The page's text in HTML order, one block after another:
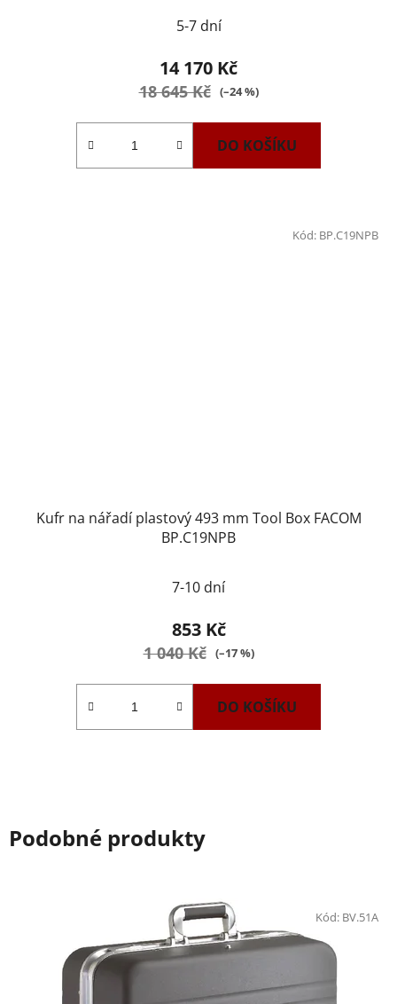
5-7 dní
14 170 Kč
18 645 Kč (–24 %)
DO KOŠÍKU
Kufr na nářadí plastový 493 mm Tool Box FACOM
BP.C19NPB
hodnocení
produktu
je
7-10 dní
853 Kč
1 040 Kč (–17 %)
DO KOŠÍKU
Kód: BP.C19NPB
Podobné produkty
Kód: BV.51A